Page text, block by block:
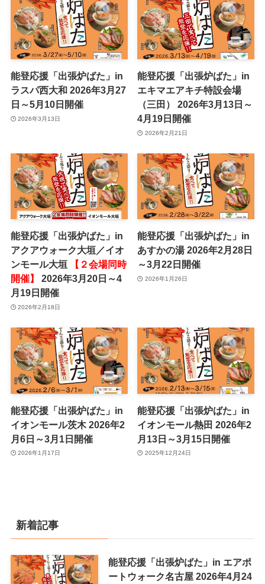
能登応援「出張炉ばた」in
ラスパ西大和 2026年3月27
日～5月10日開催
2026年3月13日
能登応援「出張炉ばた」in
エキマエアキチ特設会場
（三田） 2026年3月13日～
4月19日開催
2026年2月21日
能登応援「出張炉ばた」in
アクアウォーク大垣／イオ
ンモール大垣
【２会場同時
開催】
2026年3月20日～4
月19日開催
2026年2月18日
能登応援「出張炉ばた」in
あすかの湯 2026年2月28日
～3月22日開催
2026年1月26日
能登応援「出張炉ばた」in
イオンモール茨木 2026年2
月6日～3月1日開催
2026年1月17日
能登応援「出張炉ばた」in
イオンモール熱田 2026年2
月13日～3月15日開催
2025年12月24日
新着記事
能登応援「出張炉ばた」in エアポ
ートウォーク名古屋 2026年4月24